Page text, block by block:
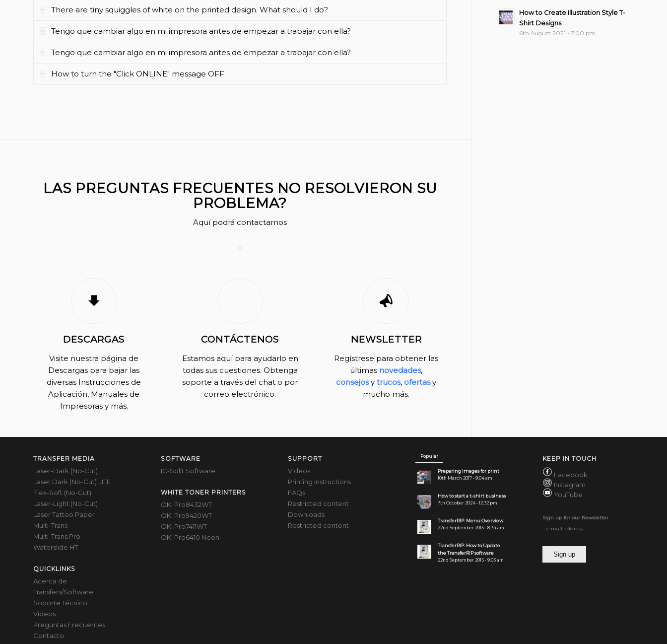
There are tiny squiggles of white on the printed design. What should I do?
Tengo que cambiar algo en mi impresora antes de empezar a trabajar con ella?
Tengo que cambiar algo en mi impresora antes de empezar a trabajar con ella?
How to turn the "Click ONLINE" message OFF
LAS PREGUNTAS FRECUENTES NO RESOLVIERON SU
PROBLEMA?
Aquí podrá contactarnos
DESCARGAS
Visite nuestra página de
Descargas para bajar las
diversas Instrucciones de
Aplicación, Manuales de
Impresoras y más.
CONTÁCTENOS
Estamos aquí para ayudarlo en
todas sus cuestiones. Obtenga
soporte a través del chat o por
correo electrónico.
NEWSLETTER
Regístrese para obtener las
últimas novedades,
consejosytrucos, ofertasy
mucho más.
How to Create Illustration Style T-
Shirt Designs
6th August 2021 - 7:00 pm
TRANSFER MEDIA
Laser-Dark (No-Cut)
Laser Dark (No-Cut) LITE
Flex-Soft (No-Cut)
Laser-Light (No-Cut)
Laser Tattoo Paper
Multi-Trans
Multi-Trans Pro
Waterslide HT
QUICKLINKS
Acerca de
Transfers/Software
Soporte Técnico
Videos
Preguntas Frecuentes
Contacto
SOFTWARE
IC-Split Software
WHITE TONER PRINTERS
OKI Pro8432WT
OKI Pro9420WT
OKI Pro7411WT
OKI Pro6410 Neon
SUPPORT
Videos
Printing Instructions
FAQs
Restricted content
Downloads
Restricted content
Popular
Preparing images for print
10th March 2017 - 9:04 am
How to start a t-shirt business
7th October 2024 - 12:32 pm
TransferRIP: Menu Overview
22nd September 2015 - 8:34 am
TransferRIP: How to Update
the TransferRIP software
22nd September 2015 - 9:03 am
KEEP IN TOUCH
Facebook
Instagram
YouTube
Sign up for our Newsletter